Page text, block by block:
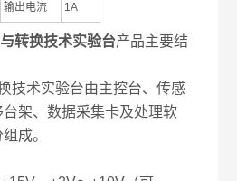
输出电流 1A
转换技术实验台产品主要结
技术实验台由主控台、传感
架、数据采集卡及处理软
成。